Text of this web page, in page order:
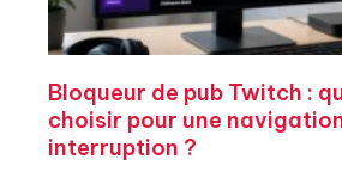
Bloqueur de pub Twitch :
choisir pour une
interruption ?